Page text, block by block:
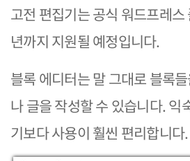
고전 편집기는 공식 워드프레
년까지 지원될 예정입니다.
블록 에디터는 말 그대로 블록
나 글을 작성할 수 있습니다. 익
기보다 사용이 훨씬 편리합니다.